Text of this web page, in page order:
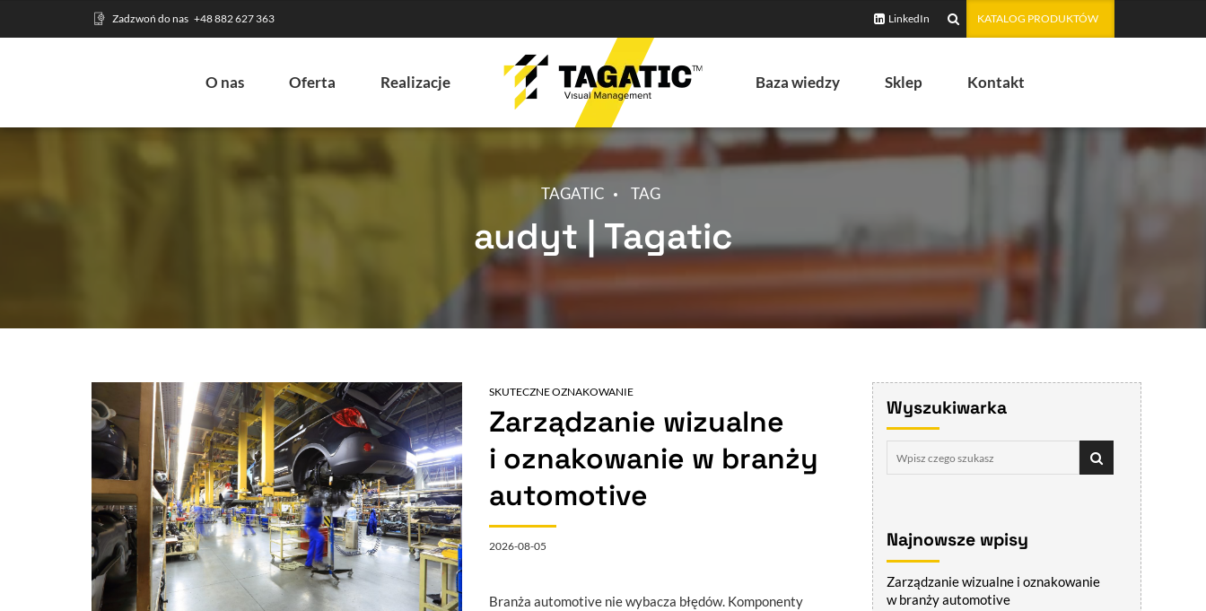
Zadzwoń do nas +48 882 627 363 LinkedIn KATALOG PRODUKTÓW
O nas Oferta Realizacje Baza wiedzy Sklep Kontakt
TAGATIC TAG
audyt | Tagatic
SKUTECZNE OZNAKOWANIE
Zarządzanie wizualne
i oznakowanie w branży
automotive
2026-08-05
Branża automotive nie wybacza błędów. Komponenty
Wyszukiwarka
Najnowsze wpisy
Zarządzanie wizualne i oznakowanie
w branży automotive